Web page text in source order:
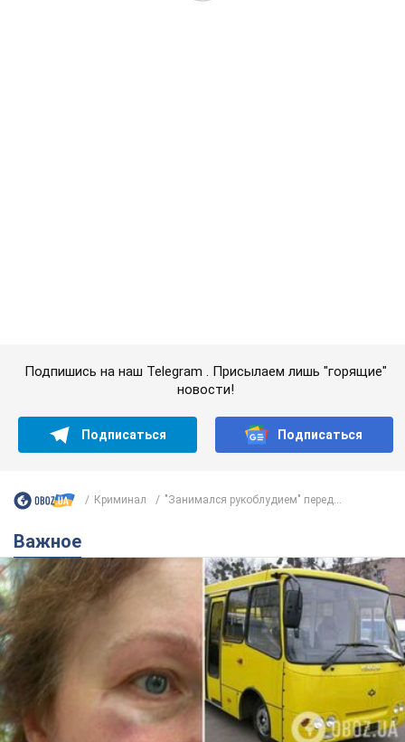
Подпишись на наш Telegram . Присылаем лишь "горящие"
новости!
Подписаться Подписаться
Криминал "Занимался рукоблудием" перед...
Важное